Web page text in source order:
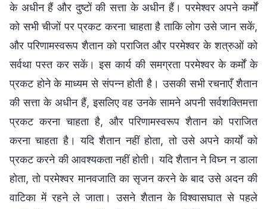
के अधीन हैं और दुष्टों की सत्ता के अधीन हैं। परमेश्वर अपने कर्मों
को सभी चीजों पर प्रकट करना चाहता है ताकि लोग उसे जान सकें,
और परिणामस्वरूप शैतान को पराजित और परमेश्वर के शत्रुओं को
सर्वथा पस्त कर सकें। इस कार्य की समग्रता परमेश्वर के कर्मों के
प्रकट होने के माध्यम से संपन्न होती है। उसकी सभी रचनाएँ शैतान
की सत्ता के अधीन हैं, इसलिए वह उनके सामने अपनी सर्वशक्तिमत्ता
प्रकट करना चाहता है, और परिणामस्वरूप शैतान को पराजित
करना चाहता है। यदि शैतान नहीं होता, तो उसे अपने कार्यों को
प्रकट करने की आवश्यकता नहीं होती। यदि शैतान ने विघ्न न डाला
होता, तो परमेश्वर मानवजाति का सृजन करने के बाद उसे अदन की
वाटिका में रहने ले जाता। उसने शैतान के विश्वासघात से पहले